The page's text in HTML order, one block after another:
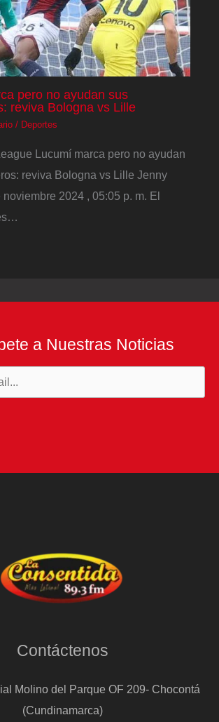
pero no ayudan sus
reviva Bologna vs Lille
/ Deportes
Lucumí marca pero no ayudan
reviva Bologna vs Lille Jenny
2024 , 05:05 p. m. El
a Nuestras Noticias
Contáctenos
Molino del Parque OF 209- Chocontá
(Cundinamarca)